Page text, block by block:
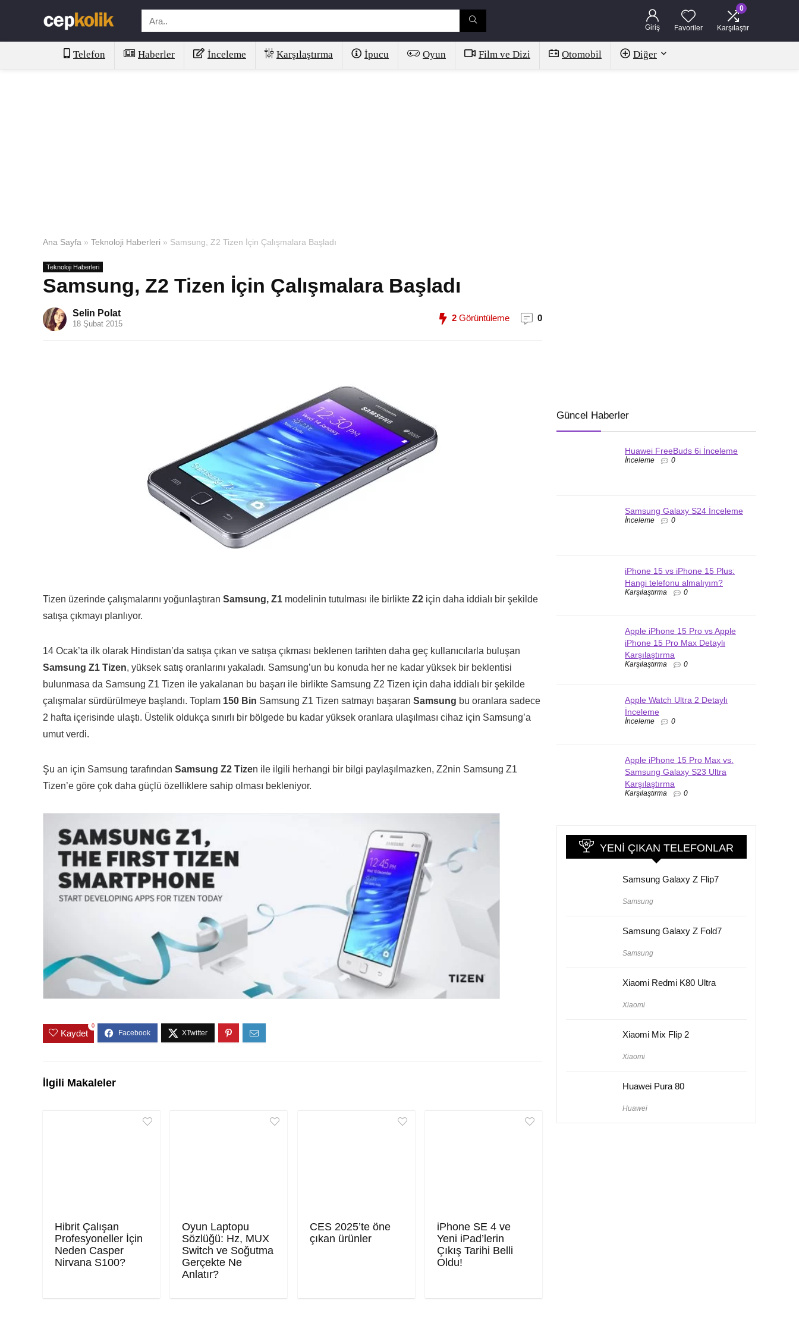
Giriş Favoriler
0
Karşılaştır
Telefon Haberler İnceleme Karşılaştırma İpucu Oyun Film ve Dizi Otomobil Diğer
Ana Sayfa » Teknoloji Haberleri » Samsung, Z2 Tizen İçin Çalışmalara Başladı
Teknoloji Haberleri
Samsung, Z2 Tizen İçin Çalışmalara Başladı
Selin Polat
18 Şubat 2015
2 Görüntüleme 0
Tizen üzerinde çalışmalarını yoğunlaştıran Samsung, Z1 modelinin tutulması ile birlikte Z2 için daha iddialı bir şekilde
satışa çıkmayı planlıyor.
14 Ocak’ta ilk olarak Hindistan’da satışa çıkan ve satışa çıkması beklenen tarihten daha geç kullanıcılarla buluşan
Samsung Z1 Tizen, yüksek satış oranlarını yakaladı. Samsung’un bu konuda her ne kadar yüksek bir beklentisi
bulunmasa da Samsung Z1 Tizen ile yakalanan bu başarı ile birlikte Samsung Z2 Tizen için daha iddialı bir şekilde
çalışmalar sürdürülmeye başlandı. Toplam 150 Bin Samsung Z1 Tizen satmayı başaran Samsung bu oranlara sadece
2 hafta içerisinde ulaştı. Üstelik oldukça sınırlı bir bölgede bu kadar yüksek oranlara ulaşılması cihaz için Samsung’a
umut verdi.
Şu an için Samsung tarafından Samsung Z2 Tizen ile ilgili herhangi bir bilgi paylaşılmazken, Z2nin Samsung Z1
Tizen’e göre çok daha güçlü özelliklere sahip olması bekleniyor.
Kaydet
0
İlgili Makaleler
Hibrit Çalışan
Profesyoneller İçin
Neden Casper
Nirvana S100?
Oyun Laptopu
Sözlüğü: Hz, MUX
Switch ve Soğutma
Gerçekte Ne
Anlatır?
CES 2025’te öne
çıkan ürünler
iPhone SE 4 ve
Yeni iPad’lerin
Çıkış Tarihi Belli
Oldu!
Güncel Haberler
Huawei FreeBuds 6i İnceleme
İnceleme 0
Samsung Galaxy S24 İnceleme
İnceleme 0
iPhone 15 vs iPhone 15 Plus:
Hangi telefonu almalıyım?
Karşılaştırma 0
Apple iPhone 15 Pro vs Apple
iPhone 15 Pro Max Detaylı
Karşılaştırma
Karşılaştırma 0
Apple Watch Ultra 2 Detaylı
İnceleme
İnceleme 0
Apple iPhone 15 Pro Max vs.
Samsung Galaxy S23 Ultra
Karşılaştırma
Karşılaştırma 0
YENI ÇIKAN TELEFONLAR
Samsung Galaxy Z Flip7
Samsung
Samsung Galaxy Z Fold7
Samsung
Xiaomi Redmi K80 Ultra
Xiaomi
Xiaomi Mix Flip 2
Xiaomi
Huawei Pura 80
Huawei